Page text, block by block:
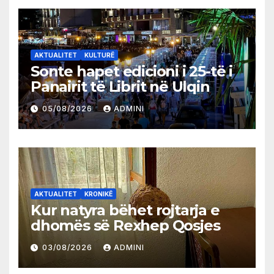
AKTUALITET KULTURË
Sonte hapet edicioni i 25-të i
Panairit të Librit në Ulqin
05/08/2026 ADMINI
AKTUALITET KRONIKË
Kur natyra bëhet rojtarja e
dhomës së Rexhep Qosjes
03/08/2026 ADMINI